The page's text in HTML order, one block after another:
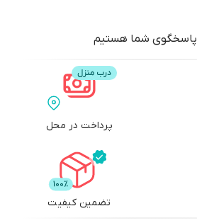
پاسخگوی شما هستیم
پرداخت در محل
تضمین کیفیت